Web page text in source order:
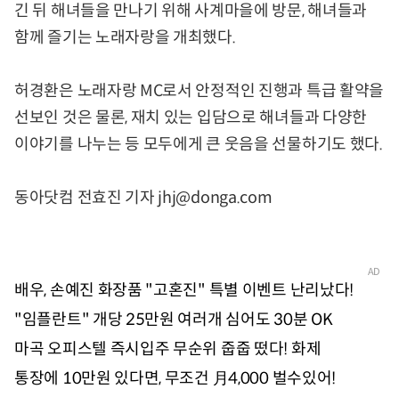
긴 뒤 해녀들을 만나기 위해 사계마을에 방문, 해녀들과
함께 즐기는 노래자랑을 개최했다.
허경환은 노래자랑 MC로서 안정적인 진행과 특급 활약을
선보인 것은 물론, 재치 있는 입담으로 해녀들과 다양한
이야기를 나누는 등 모두에게 큰 웃음을 선물하기도 했다.
동아닷컴 전효진 기자 jhj@donga.com